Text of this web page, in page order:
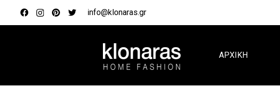
info@klonaras.gr
ΑΡΧΙΚΗ